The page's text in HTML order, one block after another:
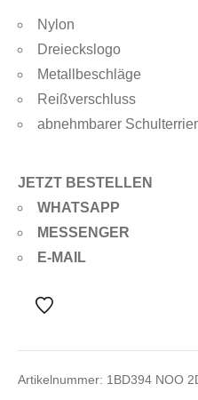
Nylon
Dreieckslogo
Metallbeschläge
Reißverschluss
abnehmbarer
JETZT BESTELLEN
WHATSAPP
MESSENGER
E-MAIL
Artikelnummer: 1BD394 NOO